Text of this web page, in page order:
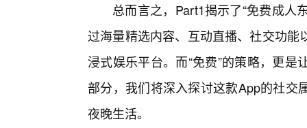
总而言之，Part1揭示了“免费成人
过海量精选内容、互动直播、社交功
浸式娱乐平台。而“免费”的策略，更
部分，我们将深入探讨这款App的社交
夜晚生活。